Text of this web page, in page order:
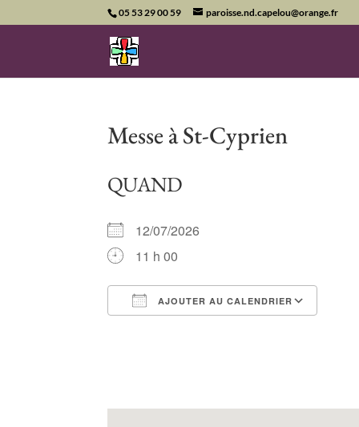
05 53 29 00 59 paroisse.nd.capelou@orange.fr
Messe à St-Cyprien
QUAND
12/07/2026
11 h 00
AJOUTER AU CALENDRIER